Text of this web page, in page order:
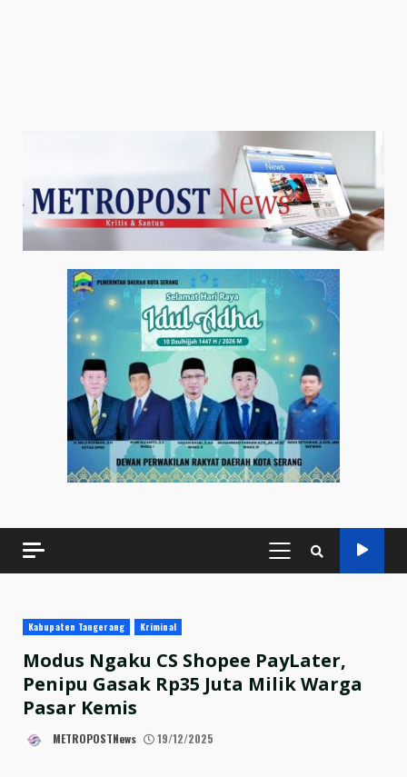
PRIMARY
MENU
Kabupaten Tangerang Kriminal
Modus Ngaku CS Shopee PayLater,
Penipu Gasak Rp35 Juta Milik Warga
Pasar Kemis
METROPOSTNews 19/12/2025